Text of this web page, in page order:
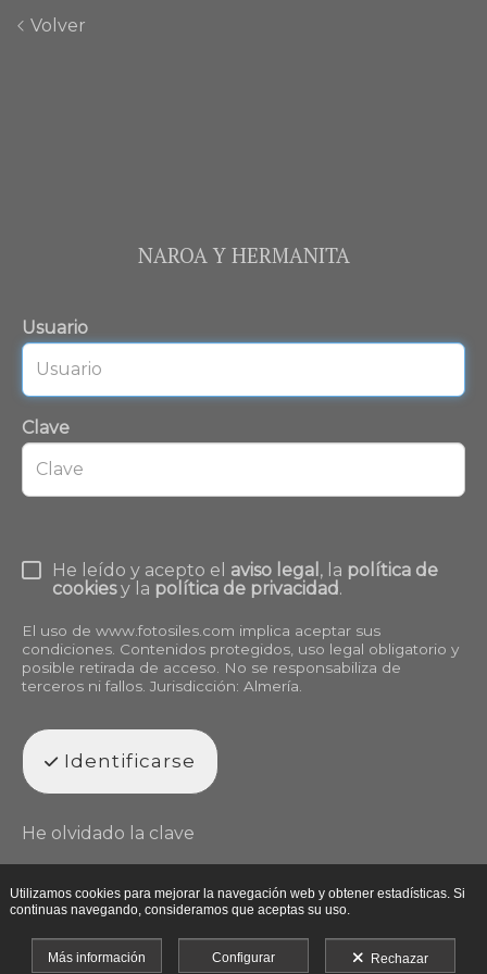
Volver
NAROA Y HERMANITA
Usuario
Clave
He leído y acepto el aviso legal , la política de
cookiesy la política de privacidad.
El uso de www.fotosiles.com implica aceptar sus
condiciones. Contenidos protegidos, uso legal obligatorio y
posible retirada de acceso. No se responsabiliza de
terceros ni fallos. Jurisdicción: Almería.
Identificarse
He olvidado la clave
Utilizamos cookies para mejorar la navegación web y obtener estadísticas. Si
continuas navegando, consideramos que aceptas su uso.
Más información Configurar Rechazar